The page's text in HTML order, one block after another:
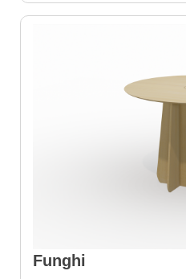
Funghi